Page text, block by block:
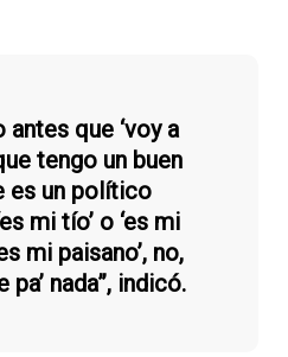
que ‘voy a
tengo un buen
es un político
mi tío’ o ‘es mi
mi paisano’, no,
nada”, indicó.